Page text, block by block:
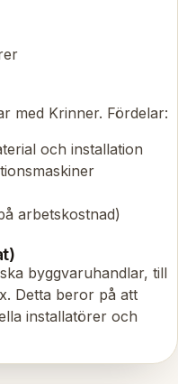
med Krinner. Fördelar:
och installation
arbetskostnad)
byggvaruhandlar, till
Detta beror på att
installatörer och